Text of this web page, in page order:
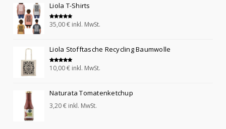
Liola T-Shirts
Bewertet mit
5.00
35,00€ inkl. MwSt.
Liola Stofftasche Recycling Baumwolle
Bewertet mit
5.00
10,00€ inkl. MwSt.
Naturata Tomatenketchup
3,20€ inkl. MwSt.